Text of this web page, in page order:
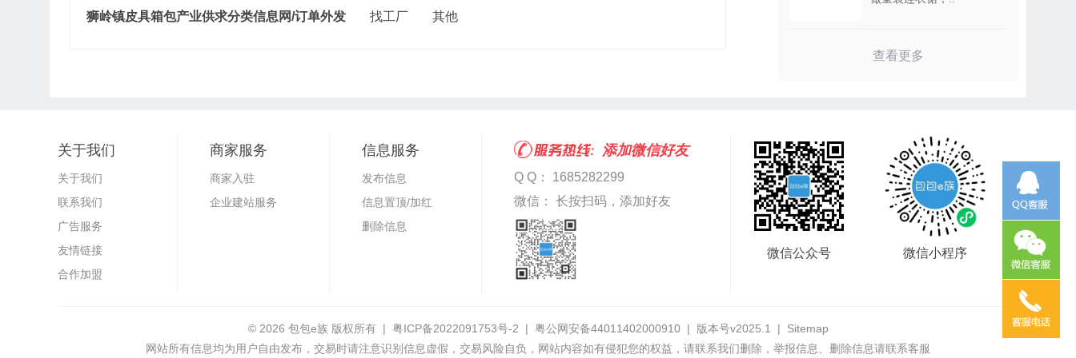
狮岭镇皮具箱包产业供求分类信息网/订单外发 找工厂 其他
查看更多
关于我们
关于我们
联系我们
广告服务
友情链接
合作加盟
商家服务
商家入驻
企业建站服务
信息服务
发布信息
信息置顶/加红
删除信息
添加微信好友
Q Q： 1685282299
微信： 长按扫码，添加好友
微信公众号 微信小程序
© 2026 包包e族版权所有 | 粤ICP备2022091753号-2 | 粤公网安备44011402000910| 版本号v2025.1 | Sitemap
网站所有信息均为用户自由发布，交易时请注意识别信息虚假，交易风险自负，网站内容如有侵犯您的权益，请联系我们删除，举报信息、删除信息请联系客服